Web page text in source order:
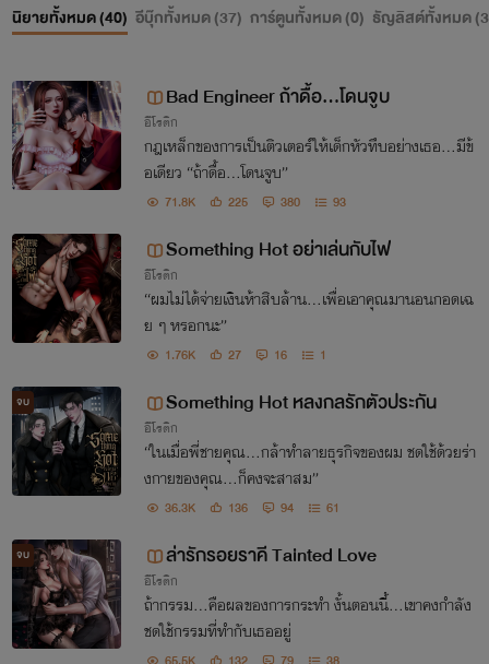
นิยายทั้งหมด (40) อีบุ๊กทั้งหมด (37) การ์ตูนทั้งหมด (0) ธัญลิสต์ทั้งหมด (3
Bad Engineer ถ้าดื้อ...โดนจูบ
อีโรติก
กฎเหล็กของการเป็นติวเตอร์ให้เด็กหัวทึบอย่างเธอ...มีข้
อเดียว “ถ้าดื้อ...โดนจูบ”
71.8K 225 380 93
Something Hot อย่าเล่นกับไฟ
อีโรติก
“ผมไม่ได้จ่ายเงินห้าสิบล้าน...เพื่อเอาคุณมานอนกอดเฉ
ย ๆ หรอกนะ”
1.76K 27 16 1
จบ Something Hot หลงกลรักตัวประกัน
อีโรติก
“ในเมื่อพี่ชายคุณ...กล้าทำลายธุรกิจของผม ชดใช้ด้วยร่า
งกายของคุณ...ก็คงจะสาสม”
36.3K 136 94 61
จบ ล่ารักรอยราคี Tainted Love
อีโรติก
ถ้ากรรม...คือผลของการกระทำ งั้นตอนนี้...เขาคงกำลัง
ชดใช้กรรมที่ทำกับเธออยู่